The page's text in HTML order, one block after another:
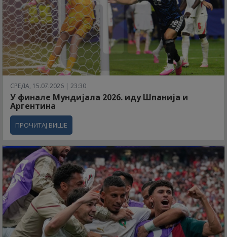
СРЕДА, 15.07.2026 | 23:30
У финале Мундијала 2026. иду Шпанија и
Аргентина
ПРОЧИТАЈ ВИШЕ